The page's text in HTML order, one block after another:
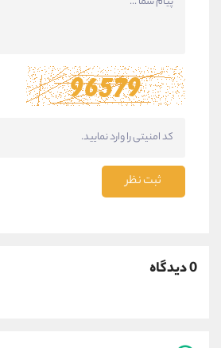
ثبت نظر
0 دیدگاه